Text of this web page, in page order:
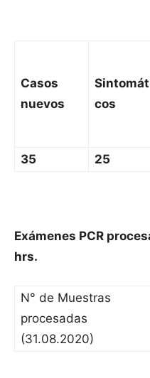
Casos
nuevos
cos
35
25
Exámenes PCR
hrs.
N° de Muestras
procesadas
(31.08.2020)